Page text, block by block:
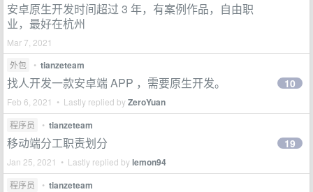
安卓原生开发时间超过 3 年，有案例作品，自由职
业，最好在杭州
Mar 7, 2021
外包
• tianzeteam
找人开发一款安卓端 APP ，需要原生开发。
Feb 6, 2021 • Lastly replied byZeroYuan
10
程序员 • tianzeteam
移动端分工职责划分
Jan 25, 2021 • Lastly replied bylemon94
19
程序员 • tianzeteam